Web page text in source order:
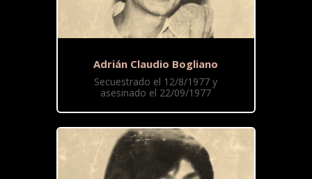
Adrián Claudio Bogliano
Secuestrado el 12/8/1977 y
asesinado el 22/09/1977